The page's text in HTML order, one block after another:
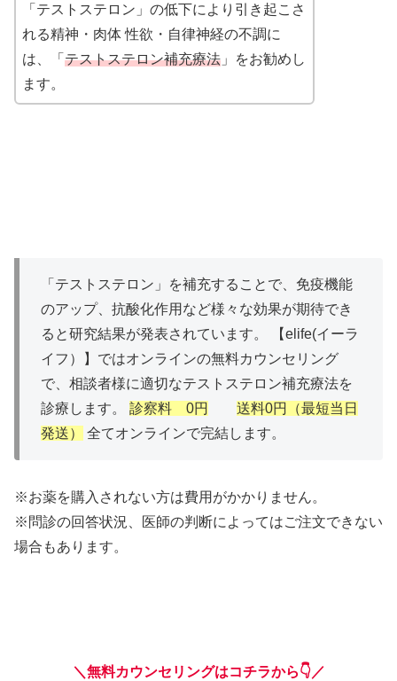
「テストステロン」の低下により引き起こさ
れる精神・肉体 性欲・自律神経の不調に
は、「 テストステロン補充療法 」をお勧めし
ます。
「テストステロン」を補充することで、免疫機能
のアップ、抗酸化作用など様々な効果が期待でき
ると研究結果が発表されています。 【elife(イーラ
イフ）】ではオンラインの無料カウンセリング
で、相談者様に適切なテストステロン補充療法を
診療します。 診察料 0円
送料0円（最短当日
発送）
全てオンラインで完結します。
※お薬を購入されない方は費用がかかりません。
※問診の回答状況、医師の判断によってはご注文できない
場合もあります。
＼無料カウンセリングはコチラから👇／